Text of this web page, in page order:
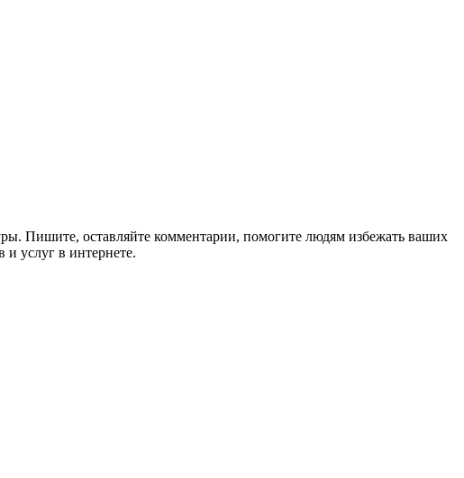
Пишите, оставляйте комментарии, помогите людям избежать ваших
и услуг в интернете.